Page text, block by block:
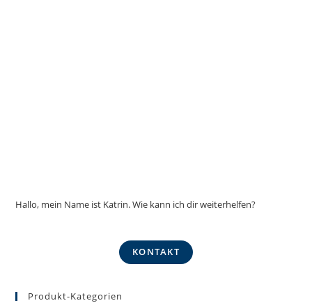
Hallo, mein Name ist Katrin. Wie kann ich dir weiterhelfen?
KONTAKT
Produkt-Kategorien